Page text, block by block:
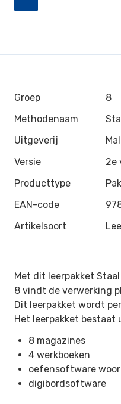
Groep
8
Methodenaam
Uitgeverij
Versie
2e
Producttype
EAN-code
Artikelsoort
Met dit leerpakket
8 vindt de verwerking
Dit leerpakket wordt
Het leerpakket bestaat
8 magazines
4 werkboeken
oefensoftware
digibordsoftware